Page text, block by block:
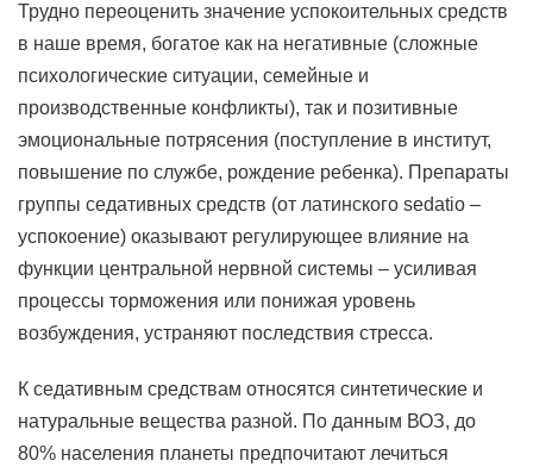
Трудно переоценить значение успокоительных средств
в наше время, богатое как на негативные (сложные
психологические ситуации, семейные и
производственные конфликты), так и позитивные
эмоциональные потрясения (поступление в институт,
повышение по службе, рождение ребенка). Препараты
группы седативных средств (от латинского sedatio –
успокоение) оказывают регулирующее влияние на
функции центральной нервной системы – усиливая
процессы торможения или понижая уровень
возбуждения, устраняют последствия стресса.
К седативным средствам относятся синтетические и
натуральные вещества разной. По данным ВОЗ, до
80% населения планеты предпочитают лечиться